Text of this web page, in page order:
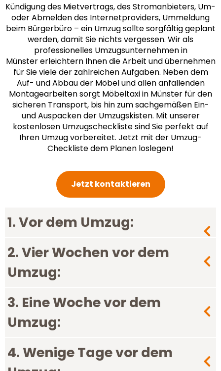
Kündigung des Mietvertrags, des Stromanbieters, Um-
oder Abmelden des Internetproviders, Ummeldung
beim Bürgerbüro – ein Umzug sollte sorgfältig geplant
werden, damit Sie nichts vergessen. Wir als
professionelles Umzugsunternehmen in
Münster erleichtern Ihnen die Arbeit und übernehmen
für Sie viele der zahlreichen Aufgaben. Neben dem
Auf- und Abbau der Möbel und allen anfallenden
Montagearbeiten sorgt Möbeltaxi in Münster für den
sicheren Transport, bis hin zum sachgemäßen Ein-
und Auspacken der Umzugskisten. Mit unserer
kostenlosen Umzugscheckliste sind Sie perfekt auf
Ihren Umzug vorbereitet. Jetzt mit der Umzug-
Checkliste dem Planen loslegen!
Jetzt kontaktieren
1. Vor dem Umzug:
2. Vier Wochen vor dem
Umzug:
3. Eine Woche vor dem
Umzug:
4. Wenige Tage vor dem